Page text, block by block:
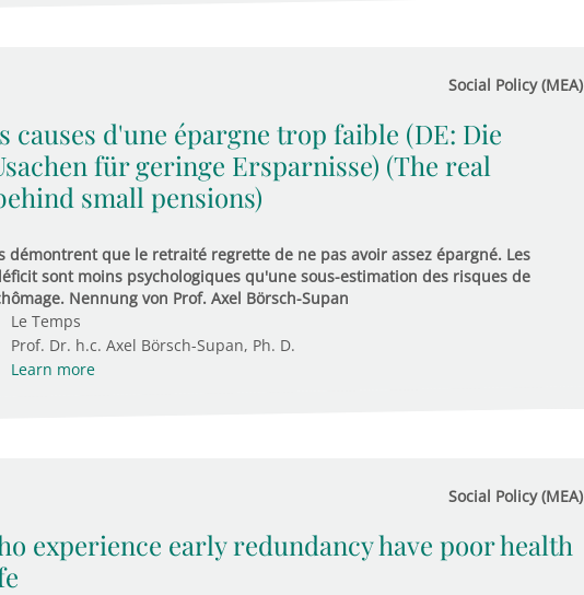
Social Policy (MEA)
causes d'une épargne trop faible (DE: Die
für geringe Ersparnisse) (The real
small pensions)
démontrent que le retraité regrette de ne pas avoir assez épargné. Les
sont moins psychologiques qu'une sous-estimation des risques de
Nennung von Prof. Axel Börsch-Supan
Le Temps
Prof. Dr. h.c. Axel Börsch-Supan, Ph. D.
Learn more
Social Policy (MEA)
experience early redundancy have poor health